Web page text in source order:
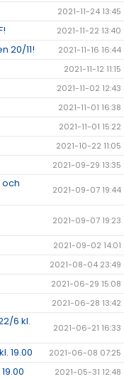
2021-11-24 13:45
2021-11-22 13:40
20/11! 2021-11-16 16:44
2021-11-12 11:15
2021-11-02 12:43
2021-11-01 16:38
2021-11-01 15:22
2021-10-22 11:05
2021-09-29 13:35
och
2021-09-07 19:44
2021-09-07 19:23
2021-09-02 14:01
2021-08-04 23:49
2021-06-29 15:08
2021-06-28 13:42
6 kl.
2021-06-21 16:33
19.00 2021-06-08 07:25
2021-05-31 12:48